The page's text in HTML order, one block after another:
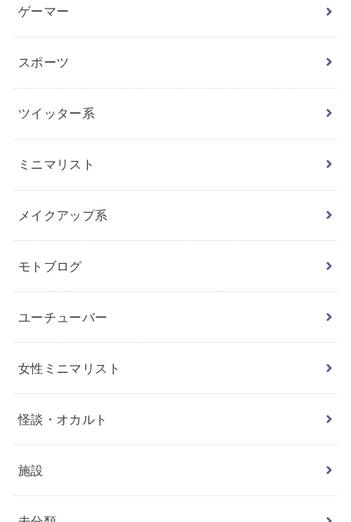
ゲーマー
スポーツ
ツイッター系
ミニマリスト
メイクアップ系
モトブログ
ユーチューバー
女性ミニマリスト
怪談・オカルト
施設